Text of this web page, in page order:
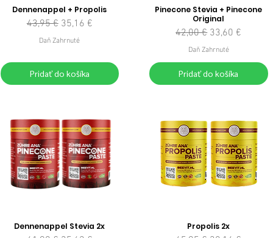
Dennenappel + Propolis
Normálna cena
43,95 € Zľavnená cena
35,16 €
Daň Zahrnuté
Pridať do košíka
Pinecone Stevia + Pinecone
Original
Normálna cena
42,00 € Zľavnená cena
33,60 €
Daň Zahrnuté
Pridať do košíka
Dennenappel Stevia 2x Propolis 2x